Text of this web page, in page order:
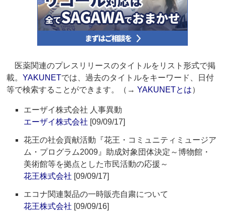
医薬関連のプレスリリースのタイトルをリスト形式で掲
載。YAKUNETでは、過去のタイトルをキーワード、日付
等で検索することができます。（→YAKUNETとは）
エーザイ株式会社 人事異動
エーザイ株式会社 [09/09/17]
花王の社会貢献活動『花王・コミュニティミュージア
ム・プログラム2009』助成対象団体決定～博物館・
美術館等を拠点とした市民活動の応援～
花王株式会社 [09/09/17]
エコナ関連製品の一時販売自粛について
花王株式会社 [09/09/16]